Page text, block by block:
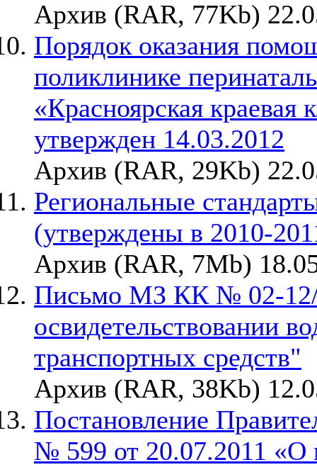
Архив (RAR, 77Kb)
Порядок оказания
поликлинике
«Красноярская краевая
утвержден 14.03.2012
Архив (RAR, 29Kb)
Региональные
(утверждены в 2010-
Архив (RAR, 7Mb)
Письмо МЗ КК № 02-12/
освидетельствовании
транспортных средств"
Архив (RAR, 38Kb)
Постановление
№ 599 от 20.07.2011 «О